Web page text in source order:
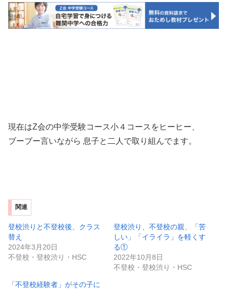
現在はZ会の中学受験コース小４コースをヒーヒー、
ブーブー言いながら 息子と二人で取り組んでます。
関連
登校渋りと不登校後、クラス
替え
2024年3月20日
不登校・登校渋り・HSC
登校渋り、不登校の親、「苦
しい」「イライラ」を軽くす
る①
2022年10月8日
不登校・登校渋り・HSC
「不登校経験者」がその子に